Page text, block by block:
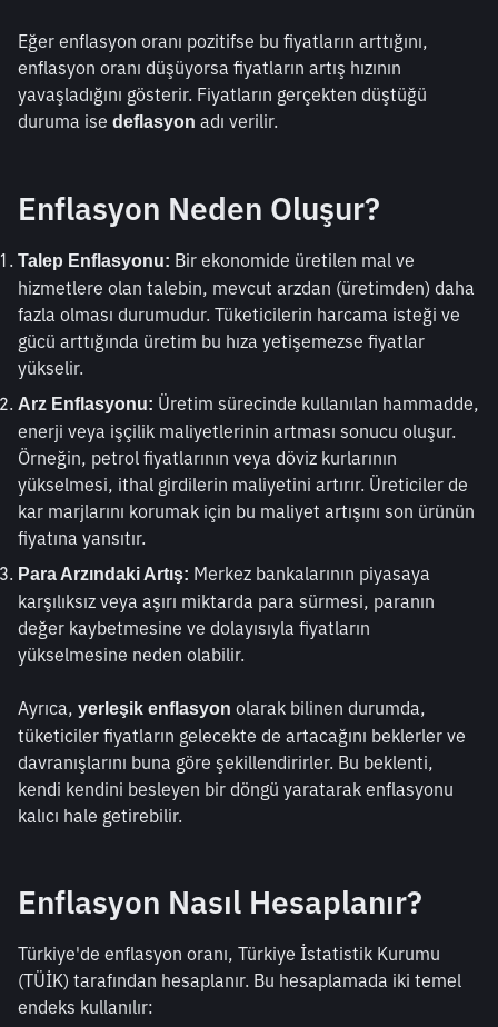
Eğer enflasyon oranı pozitifse bu fiyatların arttığını,
enflasyon oranı düşüyorsa fiyatların artış hızının
yavaşladığını gösterir. Fiyatların gerçekten düştüğü
duruma ise deflasyon adı verilir.
Enflasyon Neden Oluşur?
Talep Enflasyonu: Bir ekonomide üretilen mal ve
hizmetlere olan talebin, mevcut arzdan (üretimden) daha
fazla olması durumudur. Tüketicilerin harcama isteği ve
gücü arttığında üretim bu hıza yetişemezse fiyatlar
yükselir.
Arz Enflasyonu: Üretim sürecinde kullanılan hammadde,
enerji veya işçilik maliyetlerinin artması sonucu oluşur.
Örneğin, petrol fiyatlarının veya döviz kurlarının
yükselmesi, ithal girdilerin maliyetini artırır. Üreticiler de
kar marjlarını korumak için bu maliyet artışını son ürünün
fiyatına yansıtır.
Para Arzındaki Artış: Merkez bankalarının piyasaya
karşılıksız veya aşırı miktarda para sürmesi, paranın
değer kaybetmesine ve dolayısıyla fiyatların
yükselmesine neden olabilir.
Ayrıca, yerleşik enflasyon olarak bilinen durumda,
tüketiciler fiyatların gelecekte de artacağını beklerler ve
davranışlarını buna göre şekillendirirler. Bu beklenti,
kendi kendini besleyen bir döngü yaratarak enflasyonu
kalıcı hale getirebilir.
Enflasyon Nasıl Hesaplanır?
Türkiye'de enflasyon oranı, Türkiye İstatistik Kurumu
(TÜİK) tarafından hesaplanır. Bu hesaplamada iki temel
endeks kullanılır: